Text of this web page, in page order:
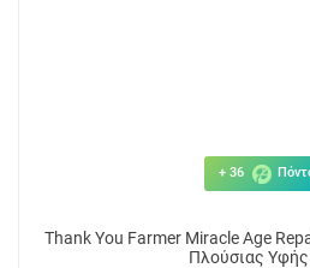
+ 36
Thank You Farmer Miracle Age
Πλούσιας Υφής